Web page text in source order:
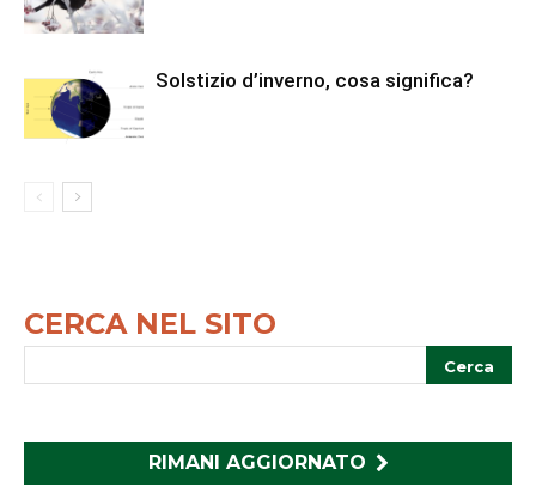
Solstizio d’inverno, cosa significa?
CERCA NEL SITO
RIMANI AGGIORNATO